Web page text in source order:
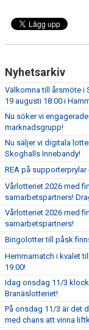
Nyhetsarkiv
Välkomna till årsmöte i
19 augusti 18.00 i
Nu söker vi
marknadsgrupp!
Nu säljer vi digitala
Skoghalls Innebandy!
REA på
Vårlotteriet 2026 med
samarbetspartners!
Vårlotteriet 2026 med
samarbetspartners!
Bingolotter till påsk
Hemmamatch i kvalet
19.00!
Idag onsdag 11/3
Branäslotteriet!
På onsdag 11/3 är det
med chans att vinna